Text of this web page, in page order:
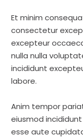
Et minim
consectetur
excepteur
nulla nulla
incididunt
labore.
Anim tempor
eiusmod
esse aute